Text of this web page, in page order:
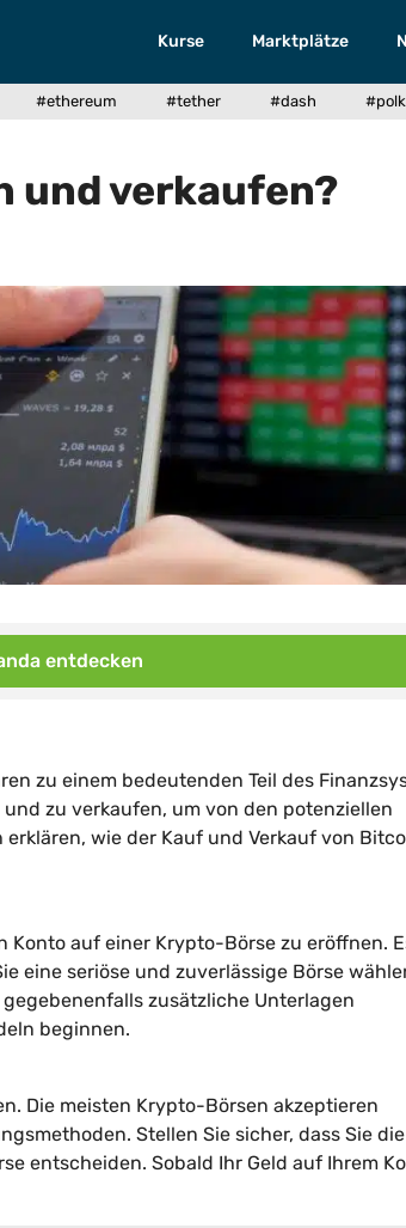
Kurse Marktplätze
#ethereum #tether #dash
und verkaufen?
entdecken
zu einem bedeutenden Teil des
zu verkaufen, um von den potenziellen
wie der Kauf und Verkauf von
auf einer Krypto-Börse zu eröffnen.
eine seriöse und zuverlässige Börse
zusätzliche Unterlagen
beginnen.
Die meisten Krypto-Börsen akzeptieren
Stellen Sie sicher, dass Sie die
entscheiden. Sobald Ihr Geld auf Ihrem